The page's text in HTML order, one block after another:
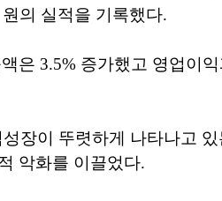
의 실적을 기록했다.
은 3.5% 증가했고 영업이
성장이 뚜렷하게 나타나고
악화를 이끌었다.